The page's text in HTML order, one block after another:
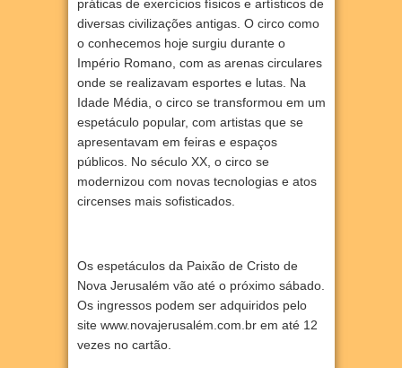
práticas de exercícios físicos e artísticos de
diversas civilizações antigas. O circo como
o conhecemos hoje surgiu durante o
Império Romano, com as arenas circulares
onde se realizavam esportes e lutas. Na
Idade Média, o circo se transformou em um
espetáculo popular, com artistas que se
apresentavam em feiras e espaços
públicos. No século XX, o circo se
modernizou com novas tecnologias e atos
circenses mais sofisticados.
Os espetáculos da Paixão de Cristo de
Nova Jerusalém vão até o próximo sábado.
Os ingressos podem ser adquiridos pelo
site www.novajerusalém.com.br em até 12
vezes no cartão.